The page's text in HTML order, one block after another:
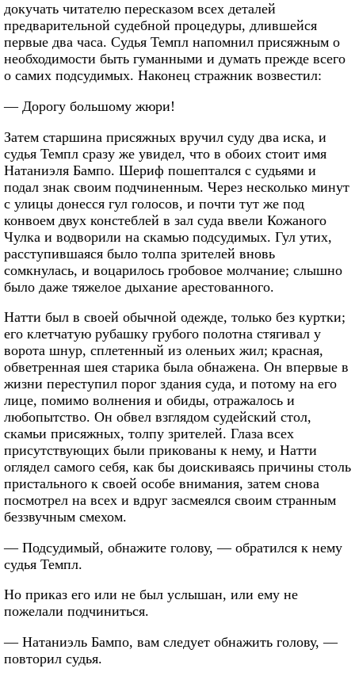
докучать читателю пересказом всех деталей
предварительной судебной процедуры, длившейся
первые два часа. Судья Темпл напомнил присяжным о
необходимости быть гуманными и думать прежде всего
о самих подсудимых. Наконец стражник возвестил:
— Дорогу большому жюри!
Затем старшина присяжных вручил суду два иска, и
судья Темпл сразу же увидел, что в обоих стоит имя
Натаниэля Бампо. Шериф пошептался с судьями и
подал знак своим подчиненным. Через несколько минут
с улицы донесся гул голосов, и почти тут же под
конвоем двух констеблей в зал суда ввели Кожаного
Чулка и водворили на скамью подсудимых. Гул утих,
расступившаяся было толпа зрителей вновь
сомкнулась, и воцарилось гробовое молчание; слышно
было даже тяжелое дыхание арестованного.
Натти был в своей обычной одежде, только без куртки;
его клетчатую рубашку грубого полотна стягивал у
ворота шнур, сплетенный из оленьих жил; красная,
обветренная шея старика была обнажена. Он впервые в
жизни переступил порог здания суда, и потому на его
лице, помимо волнения и обиды, отражалось и
любопытство. Он обвел взглядом судейский стол,
скамьи присяжных, толпу зрителей. Глаза всех
присутствующих были прикованы к нему, и Натти
оглядел самого себя, как бы доискиваясь причины столь
пристального к своей особе внимания, затем снова
посмотрел на всех и вдруг засмеялся своим странным
беззвучным смехом.
— Подсудимый, обнажите голову, — обратился к нему
судья Темпл.
Но приказ его или не был услышан, или ему не
пожелали подчиниться.
— Натаниэль Бампо, вам следует обнажить голову, —
повторил судья.